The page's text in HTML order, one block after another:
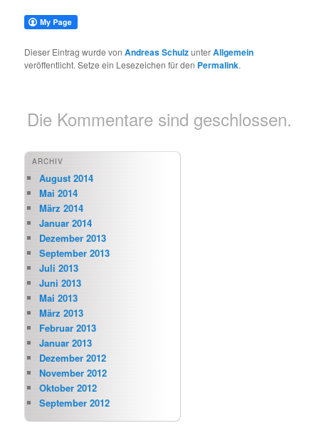
Dieser Eintrag wurde vonAndreas SchulzunterAllgemein
veröffentlicht. Setze ein Lesezeichen für den Permalink.
Die Kommentare sind geschlossen.
ARCHIV
August 2014
Mai 2014
März 2014
Januar 2014
Dezember 2013
September 2013
Juli 2013
Juni 2013
Mai 2013
März 2013
Februar 2013
Januar 2013
Dezember 2012
November 2012
Oktober 2012
September 2012